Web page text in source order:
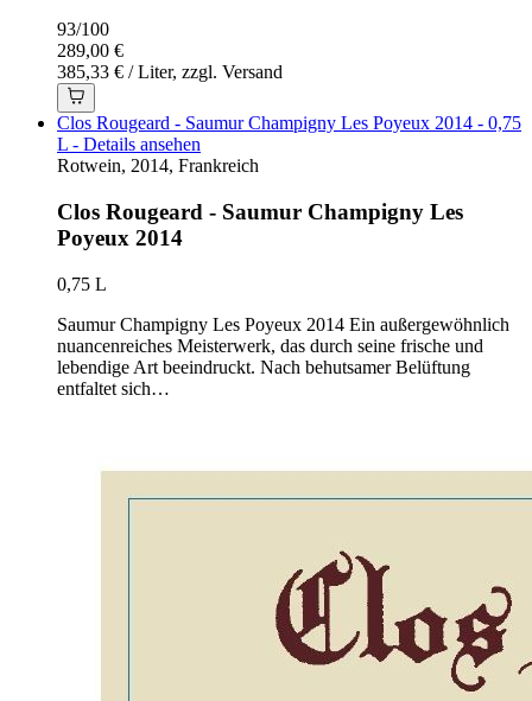
93/100
289,00 €
385,33 € / Liter, zzgl. Versand
Clos Rougeard - Saumur Champigny Les Poyeux 2014 - 0,75
L - Details ansehen
Rotwein, 2014, Frankreich
Clos Rougeard - Saumur Champigny Les
Poyeux 2014
0,75 L
Saumur Champigny Les Poyeux 2014 Ein außergewöhnlich
nuancenreiches Meisterwerk, das durch seine frische und
lebendige Art beeindruckt. Nach behutsamer Belüftung
entfaltet sich…